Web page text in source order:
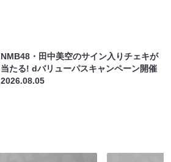
NMB48・田中美空のサイン入りチェキが
当たる! dバリューパスキャンペーン開催
2026.08.05